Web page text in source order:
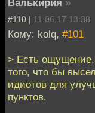
#110 | 11.06.17 13:38
Кому: kolq, #101
> Есть ощущение,
того, что бы
идиотов для
пунктов.